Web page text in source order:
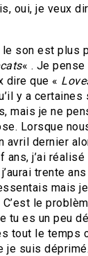
oui, je veux
le son est plus
« . Je pense
dire que «
y a
mais je ne
Lorsque
avril dernier
j’ai réalisé
trente
mais
le
tu es un peu
tout le temps
je suis déprimé.